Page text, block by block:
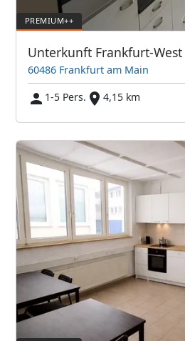
Unterkunft Frankfurt-
60486 Frankfurt am Main
1-5 Pers.
4,15 km